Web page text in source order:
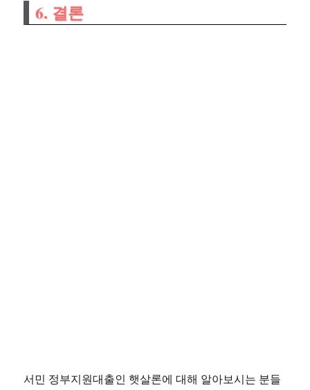
6. 결론
서민 정부지원대출인 햇살론에 대해 알아보시는 분들